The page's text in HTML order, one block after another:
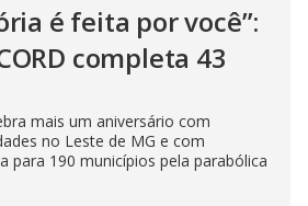
é feita por você”:
completa 43
mais um aniversário com
no Leste de MG e com
para 190 municípios pela parabólica